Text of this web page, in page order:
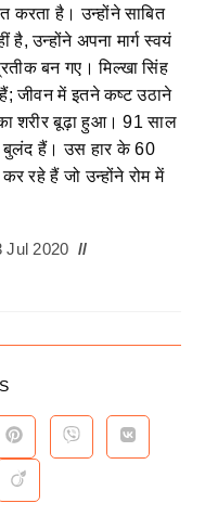
करता है। उन्होंने साबित
है, उन्होंने अपना मार्ग स्वयं
बन गए। मिल्खा सिंह
जीवन में इतने कष्ट उठाने
शरीर बूढ़ा हुआ। 91 साल
बुलंद हैं। उस हार के 60
रहे हैं जो उन्होंने रोम में
Jul 2020